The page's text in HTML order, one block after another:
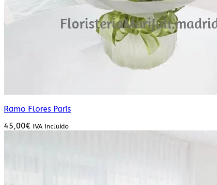
Ramo Flores París
45,00€ IVA Incluido